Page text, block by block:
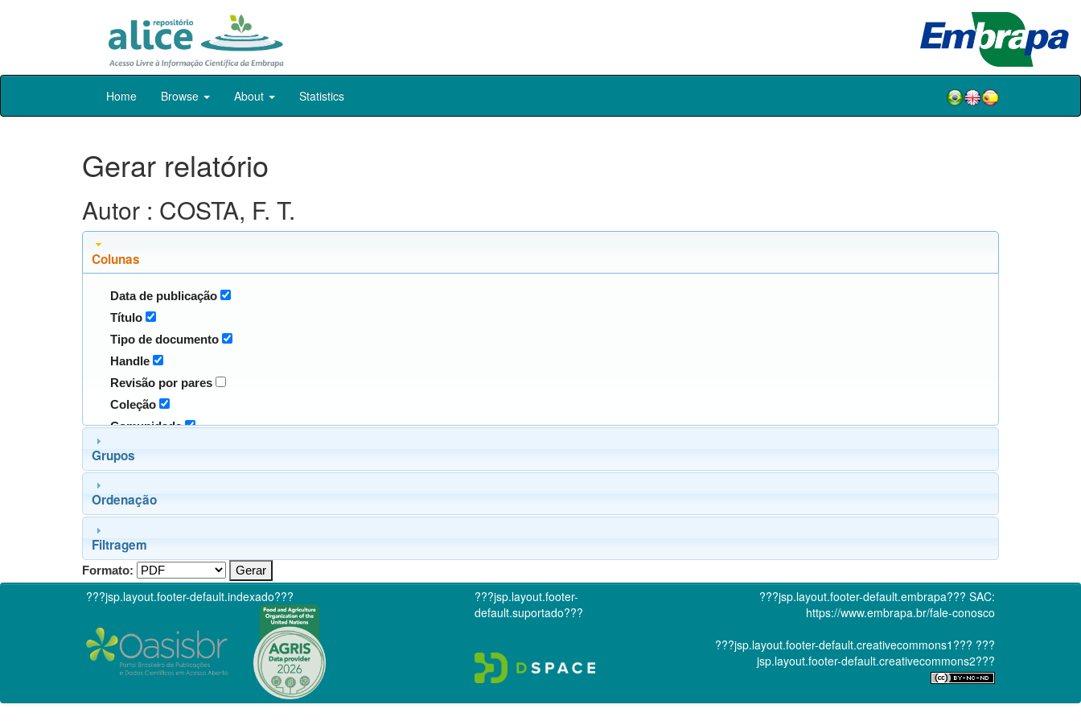
Skip
Home Browse About Statistics
Gerar relatório
Autor : COSTA, F. T.
Colunas
Data de publicação
Título
Tipo de documento
Handle
Revisão por pares
Coleção
Comunidade
Grupos
Ordenação
Filtragem
Formato:
???jsp.layout.footer-default.indexado???
???jsp.layout.footer-
default.suportado???
???jsp.layout.footer-default.embrapa??? SAC:
https://www.embrapa.br/fale-conosco
???jsp.layout.footer-default.creativecommons1??? ???
jsp.layout.footer-default.creativecommons2???